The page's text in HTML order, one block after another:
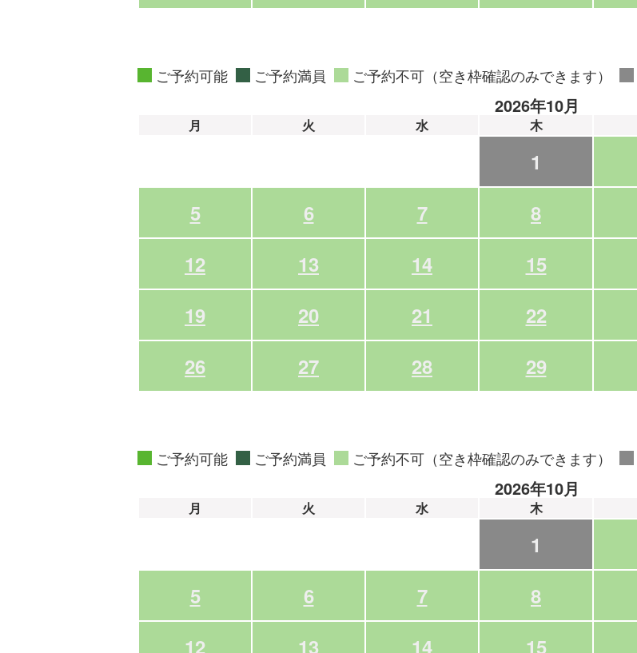
ご予約可能 ご予約満員 ご予約不可（空き枠確認のみできます）
2026年10月
月 火 水 木
1
5
6 7 8
12
13 14 15
19
20 21 22
26
27 28 29
ご予約可能 ご予約満員 ご予約不可（空き枠確認のみできます）
2026年10月
月 火 水 木
1
5
6 7 8
12
13 14 15